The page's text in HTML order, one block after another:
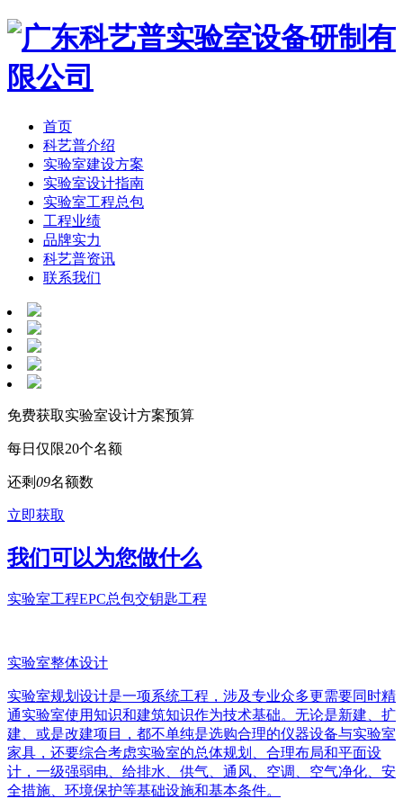
首页
科艺普介绍
实验室建设方案
实验室设计指南
实验室工程总包
工程业绩
品牌实力
科艺普资讯
联系我们
免费获取实验室设计方案预算
每日仅限20个名额
还剩09名额数
立即获取
我们可以为您做什么
实验室工程EPC总包交钥匙工程
实验室整体设计
实验室规划设计是一项系统工程，涉及专业众多更需要同时精
通实验室使用知识和建筑知识作为技术基础。无论是新建、扩
建、或是改建项目，都不单纯是选购合理的仪器设备与实验室
家具，还要综合考虑实验室的总体规划、合理布局和平面设
计，一级强弱电、给排水、供气、通风、空调、空气净化、安
全措施、环境保护等基础设施和基本条件。